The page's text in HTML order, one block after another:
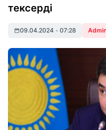
тексерді
09.04.2024 • 07:28